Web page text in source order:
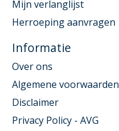
Mijn verlanglijst
Herroeping aanvragen
Informatie
Over ons
Algemene voorwaarden
Disclaimer
Privacy Policy - AVG